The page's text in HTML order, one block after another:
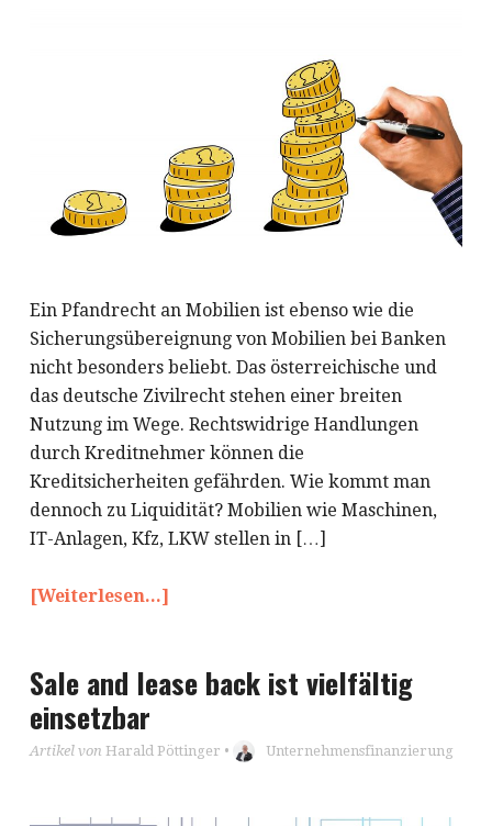
Ein Pfandrecht an Mobilien ist ebenso wie die
Sicherungsübereignung von Mobilien bei Banken
nicht besonders beliebt. Das österreichische und
das deutsche Zivilrecht stehen einer breiten
Nutzung im Wege. Rechtswidrige Handlungen
durch Kreditnehmer können die
Kreditsicherheiten gefährden. Wie kommt man
dennoch zu Liquidität? Mobilien wie Maschinen,
IT-Anlagen, Kfz, LKW stellen in […]
[Weiterlesen...]
Sale and lease back ist vielfältig
einsetzbar
Artikel von Harald Pöttinger • Unternehmensfinanzierung